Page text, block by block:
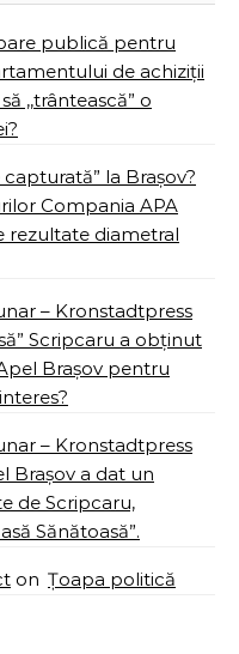
publică pentru
de achiziții
,,trântească” o
capturată” la Brașov?
Compania APA
rezultate diametral
– Kronstadtpress
Scripcaru a obținut
Brașov pentru
– Kronstadtpress
Brașov a dat un
de Scripcaru,
Sănătoasă”.
on Țoapa politică